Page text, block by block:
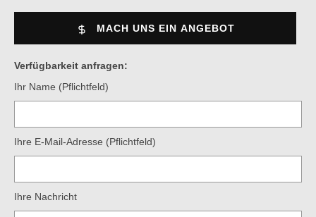
MACH UNS EIN ANGEBOT
Verfügbarkeit anfragen:
Ihr Name (Pflichtfeld)
Ihre E-Mail-Adresse (Pflichtfeld)
Ihre Nachricht